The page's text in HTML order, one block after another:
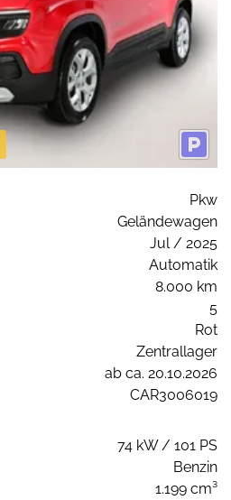
Pkw
Geländewagen
Jul / 2025
Automatik
8.000 km
5
Rot
Zentrallager
ab ca. 20.10.2026
CAR3006019
74 kW / 101 PS
Benzin
1.199 cm³